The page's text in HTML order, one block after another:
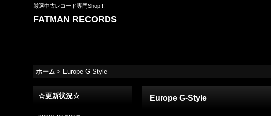
厳選中古レコード専門Shop !!
FATMAN RECORDS
ホーム > Europe G-Style
☆更新状況☆ Europe G-Style